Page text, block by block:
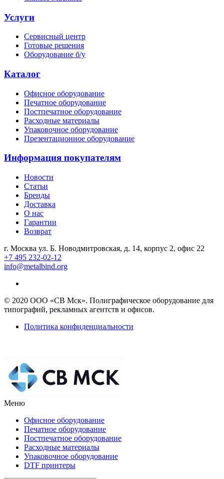
Услуги
Сервисный центр
Готовые решения
Оборудование б/у
Каталог
Офисное оборудование
Печатное оборудование
Постпечатное оборудование
Расходные материалы
Упаковочное оборудование
Презентационное оборудование
Информация покупателям
Новости
Статьи
Бренды
Доставка
О нас
Гарантии
Возврат
г. Москва ул. Б. Новодмитровская, д. 14, корпус 2, офис 22
+7 495 232-02-12
info@metalbind.org
© 2020 ООО «СВ Мск». Полиграфическое оборудование для
типографий, рекламных агентств и офисов.
Политика конфиденциальности
Меню
Офисное оборудование
Печатное оборудование
Постпечатное оборудование
Расходные материалы
Упаковочное оборудование
DTF принтеры